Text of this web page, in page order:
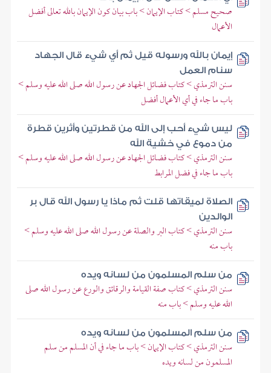
صحيح مسلم > كتاب الإيمان > باب بيان كون الإيمان بالله تعالى أفضل
الأعمال
إيمان بالله ورسوله قيل ثم أي شيء قال الجهاد
سنام العمل
سنن الترمذي > كتاب فضائل الجهاد عن رسول الله صلى الله عليه وسلم >
باب ما جاء في أي الأعمال أفضل
ليس شيء أحب إلى الله من قطرتين وأثرين قطرة
من دموع في خشية الله
سنن الترمذي > كتاب فضائل الجهاد عن رسول الله صلى الله عليه وسلم >
باب ما جاء في فضل المرابط
الصلاة لميقاتها قلت ثم ماذا يا رسول الله قال بر
الوالدين
سنن الترمذي > كتاب البر والصلة عن رسول الله صلى الله عليه وسلم >
باب منه
من سلم المسلمون من لسانه ويده
سنن الترمذي > كتاب صفة القيامة والرقائق والورع عن رسول الله صلى
الله عليه وسلم > باب منه
من سلم المسلمون من لسانه ويده
سنن الترمذي > كتاب الإيمان > باب ما جاء في أن المسلم من سلم
المسلمون من لسانه ويده